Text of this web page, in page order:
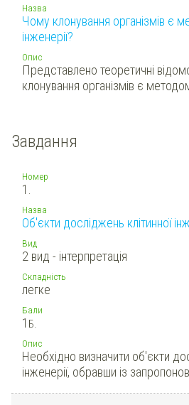
Назва
Чому клонування організмів є
інженерії?
Опис
Представлено теоретичні
клонування організмів є методом
Завдання
Номер
1.
Назва
Об'єкти досліджень клітинної
Вид
2 вид - інтерпретація
Складність
легке
Бали
1 Б.
Опис
Необхідно визначити об'єкти
інженерії, обравши із